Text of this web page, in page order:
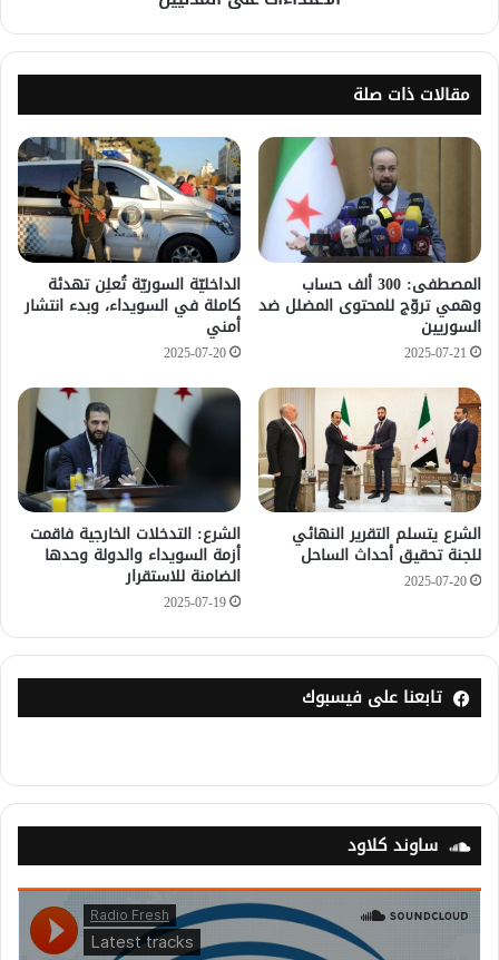
مقالات ذات صلة
المصطفى: 300 ألف حساب
وهمي تروّج للمحتوى المضلل ضد
السوريين
2025-07-21
الداخليّة السوريّة تُعلِن تهدئة
كاملة في السويداء، وبدء انتشار
أمني
2025-07-20
الشرع يتسلم التقرير النهائي
للجنة تحقيق أحداث الساحل
2025-07-20
الشرع: التدخلات الخارجية فاقمت
أزمة السويداء والدولة وحدها
الضامنة للاستقرار
2025-07-19
تابعنا على فيسبوك
ساوند كلاود